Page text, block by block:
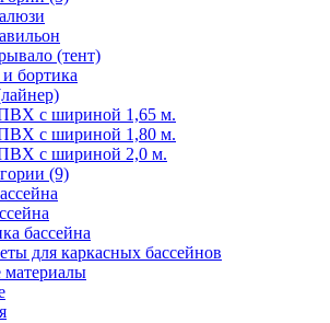
(тент)
бортика
с шириной 1,65 м.
с шириной 1,80 м.
с шириной 2,0 м.
(9)
бассейна
для каркасных бассейнов
материалы